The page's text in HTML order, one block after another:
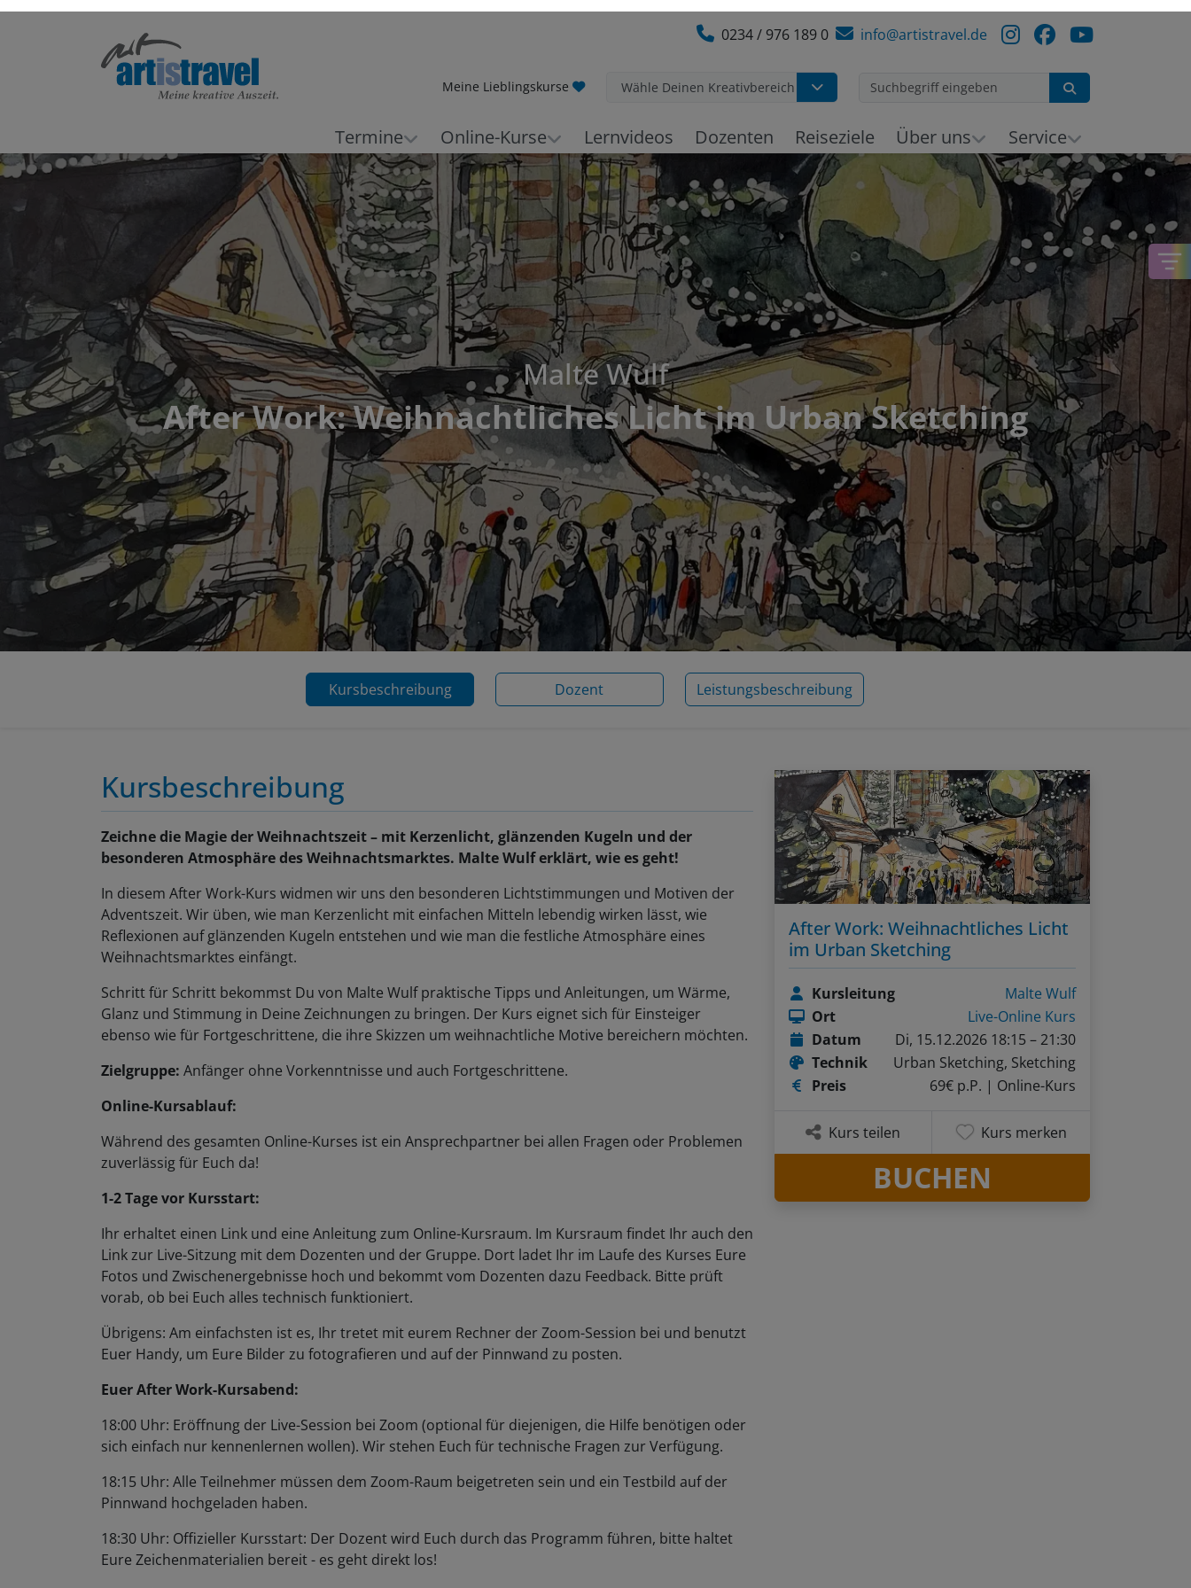
Suchen
Termine Online-Kurse Lernvideos Dozenten Reiseziele Über uns Service
Malte Wulf
After Work: Weihnachtliches Licht im Urban Sketching
Kursbeschreibung Dozent Leistungsbeschreibung
Kursbeschreibung
Zeichne die Magie der Weihnachtszeit – mit Kerzenlicht, glänzenden Kugeln und der
besonderen Atmosphäre des Weihnachtsmarktes. Malte Wulf erklärt, wie es geht!
In diesem After Work-Kurs widmen wir uns den besonderen Lichtstimmungen und Motiven der
Adventszeit. Wir üben, wie man Kerzenlicht mit einfachen Mitteln lebendig wirken lässt, wie
Reflexionen auf glänzenden Kugeln entstehen und wie man die festliche Atmosphäre eines
Weihnachtsmarktes einfängt.
Schritt für Schritt bekommst Du von Malte Wulf praktische Tipps und Anleitungen, um Wärme,
Glanz und Stimmung in Deine Zeichnungen zu bringen. Der Kurs eignet sich für Einsteiger
ebenso wie für Fortgeschrittene, die ihre Skizzen um weihnachtliche Motive bereichern möchten.
Zielgruppe: Anfänger ohne Vorkenntnisse und auch Fortgeschrittene.
Online-Kursablauf:
Während des gesamten Online-Kurses ist ein Ansprechpartner bei allen Fragen oder Problemen
zuverlässig für Euch da!
1-2 Tage vor Kursstart:
Ihr erhaltet einen Link und eine Anleitung zum Online-Kursraum. Im Kursraum findet Ihr auch den
Link zur Live-Sitzung mit dem Dozenten und der Gruppe. Dort ladet Ihr im Laufe des Kurses Eure
Fotos und Zwischenergebnisse hoch und bekommt vom Dozenten dazu Feedback. Bitte prüft
vorab, ob bei Euch alles technisch funktioniert.
Übrigens: Am einfachsten ist es, Ihr tretet mit eurem Rechner der Zoom-Session bei und benutzt
Euer Handy, um Eure Bilder zu fotografieren und auf der Pinnwand zu posten.
Euer After Work-Kursabend:
18:00 Uhr: Eröffnung der Live-Session bei Zoom (optional für diejenigen, die Hilfe benötigen oder
sich einfach nur kennenlernen wollen). Wir stehen Euch für technische Fragen zur Verfügung.
18:15 Uhr: Alle Teilnehmer müssen dem Zoom-Raum beigetreten sein und ein Testbild auf der
Pinnwand hochgeladen haben.
18:30 Uhr: Offizieller Kursstart: Der Dozent wird Euch durch das Programm führen, bitte haltet
Eure Zeichenmaterialien bereit - es geht direkt los!
After Work: Weihnachtliches Licht
im Urban Sketching
Kursleitung
Malte Wulf
Ort
Live-Online Kurs
Datum
Di, 15.12.2026 18:15 – 21:30
Technik
Urban Sketching, Sketching
Preis
69€ p.P. | Online-Kurs
Kurs teilen Kurs merken
BUCHEN